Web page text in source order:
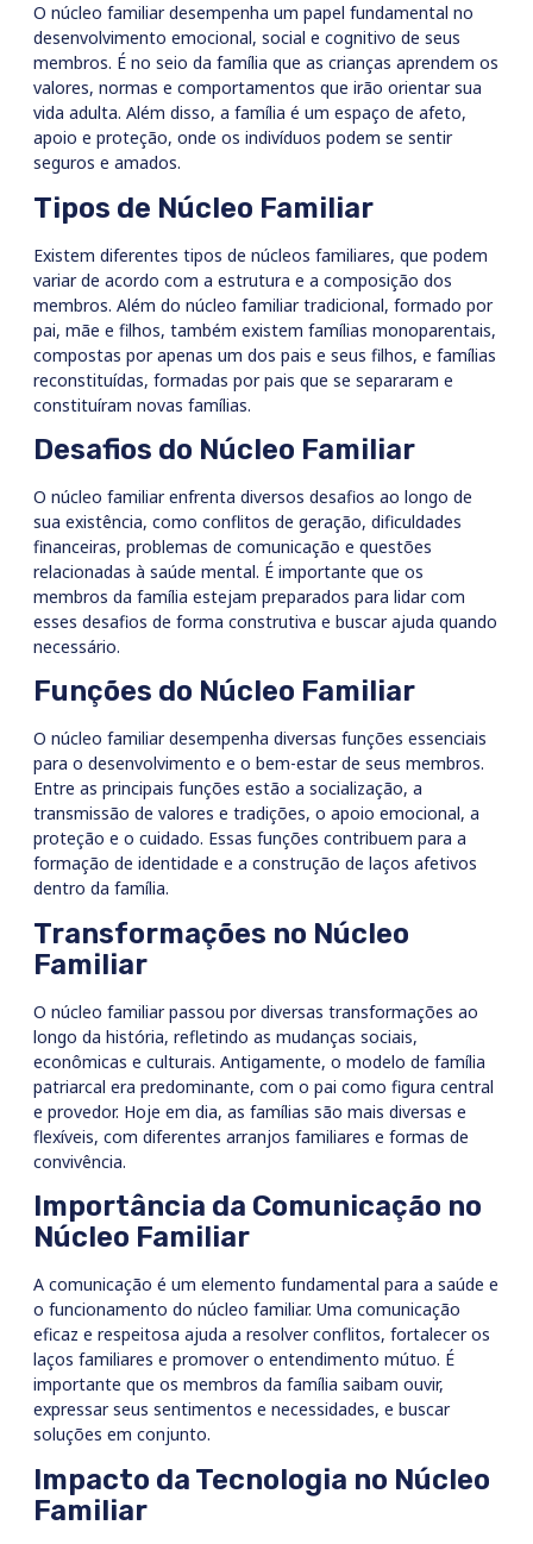
O núcleo familiar desempenha um papel fundamental no
desenvolvimento emocional, social e cognitivo de seus
membros. É no seio da família que as crianças aprendem os
valores, normas e comportamentos que irão orientar sua
vida adulta. Além disso, a família é um espaço de afeto,
apoio e proteção, onde os indivíduos podem se sentir
seguros e amados.
Tipos de Núcleo Familiar
Existem diferentes tipos de núcleos familiares, que podem
variar de acordo com a estrutura e a composição dos
membros. Além do núcleo familiar tradicional, formado por
pai, mãe e filhos, também existem famílias monoparentais,
compostas por apenas um dos pais e seus filhos, e famílias
reconstituídas, formadas por pais que se separaram e
constituíram novas famílias.
Desafios do Núcleo Familiar
O núcleo familiar enfrenta diversos desafios ao longo de
sua existência, como conflitos de geração, dificuldades
financeiras, problemas de comunicação e questões
relacionadas à saúde mental. É importante que os
membros da família estejam preparados para lidar com
esses desafios de forma construtiva e buscar ajuda quando
necessário.
Funções do Núcleo Familiar
O núcleo familiar desempenha diversas funções essenciais
para o desenvolvimento e o bem-estar de seus membros.
Entre as principais funções estão a socialização, a
transmissão de valores e tradições, o apoio emocional, a
proteção e o cuidado. Essas funções contribuem para a
formação de identidade e a construção de laços afetivos
dentro da família.
Transformações no Núcleo
Familiar
O núcleo familiar passou por diversas transformações ao
longo da história, refletindo as mudanças sociais,
econômicas e culturais. Antigamente, o modelo de família
patriarcal era predominante, com o pai como figura central
e provedor. Hoje em dia, as famílias são mais diversas e
flexíveis, com diferentes arranjos familiares e formas de
convivência.
Importância da Comunicação no
Núcleo Familiar
A comunicação é um elemento fundamental para a saúde e
o funcionamento do núcleo familiar. Uma comunicação
eficaz e respeitosa ajuda a resolver conflitos, fortalecer os
laços familiares e promover o entendimento mútuo. É
importante que os membros da família saibam ouvir,
expressar seus sentimentos e necessidades, e buscar
soluções em conjunto.
Impacto da Tecnologia no Núcleo
Familiar